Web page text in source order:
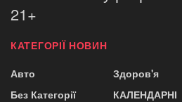
21+
КАТЕГОРІЇ НОВИН
Авто
Без Категорії
Здоров'я
КАЛЕНДАРНІ